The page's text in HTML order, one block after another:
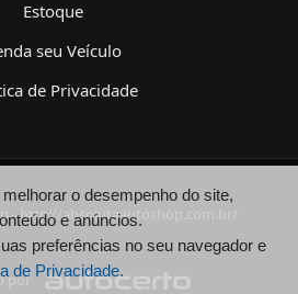
Estoque
seu Veículo
de Privacidade
- http://absolutaautoshop.com.br/
por
o desempenho do site,
e anúncios.
preferências no seu navegador e
de Privacidade.